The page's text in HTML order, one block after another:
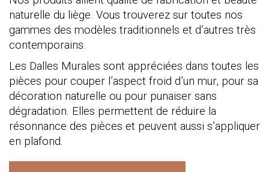
naturelle du liège. Vous trouverez sur toutes nos
gammes des modèles traditionnels et d’autres très
contemporains.
Les Dalles Murales sont appréciées dans toutes les
pièces pour couper l’aspect froid d’un mur, pour sa
décoration naturelle ou pour punaiser sans
dégradation. Elles permettent de réduire la
résonnance des pièces et peuvent aussi s’appliquer
en plafond.